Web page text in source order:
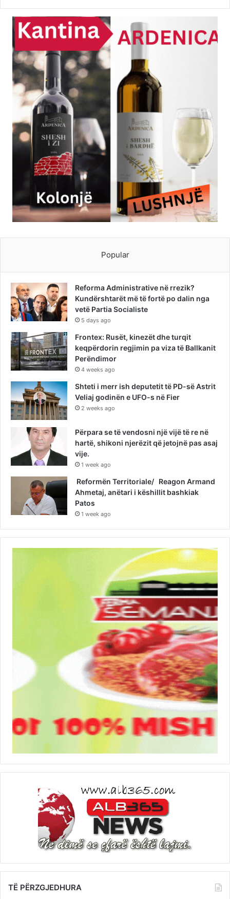
Popular
Reforma Administrative në rrezik?
Kundërshtarët më të fortë po dalin nga
vetë Partia Socialiste
5 days ago
Frontex: Rusët, kinezët dhe turqit
keqpërdorin regjimin pa viza të Ballkanit
Perëndimor
4 weeks ago
Shteti i merr ish deputetit të PD-së Astrit
Veliaj godinën e UFO-s në Fier
2 weeks ago
Përpara se të vendosni një vijë të re në
hartë, shikoni njerëzit që jetojnë pas asaj
vije.
1 week ago
Reformën Territoriale/ Reagon Armand
Ahmetaj, anëtari i këshillit bashkiak
Patos
1 week ago
TË PËRZGJEDHURA